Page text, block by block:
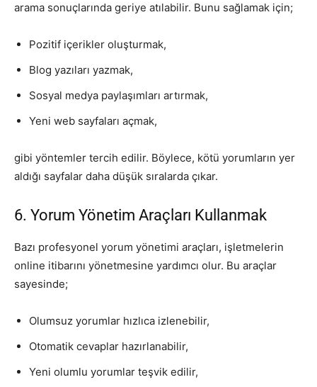
arama sonuçlarında geriye atılabilir. Bunu sağlamak için;
Pozitif içerikler oluşturmak,
Blog yazıları yazmak,
Sosyal medya paylaşımları artırmak,
Yeni web sayfaları açmak,
gibi yöntemler tercih edilir. Böylece, kötü yorumların yer
aldığı sayfalar daha düşük sıralarda çıkar.
6. Yorum Yönetim Araçları Kullanmak
Bazı profesyonel yorum yönetimi araçları, işletmelerin
online itibarını yönetmesine yardımcı olur. Bu araçlar
sayesinde;
Olumsuz yorumlar hızlıca izlenebilir,
Otomatik cevaplar hazırlanabilir,
Yeni olumlu yorumlar teşvik edilir,